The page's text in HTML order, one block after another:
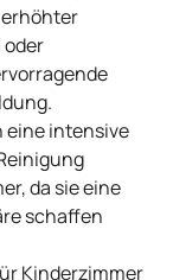
oder
eine intensive
da sie eine
schaffen
Kinderzimmer